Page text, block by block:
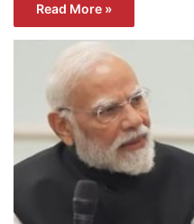
Read More »